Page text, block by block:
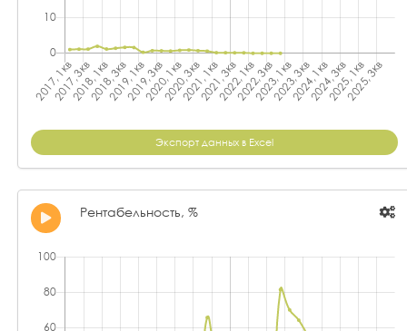
Экспорт данных в Excel
Рентабельность, %